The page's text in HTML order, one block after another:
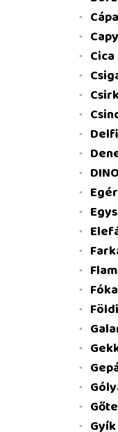
Cápa
Cica
DINO
Egér
Fóka
Gőte
Gyík